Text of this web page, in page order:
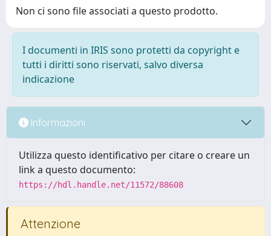
Non ci sono file associati a questo prodotto.
I documenti in IRIS sono protetti da copyright e
tutti i diritti sono riservati, salvo diversa
indicazione
Informazioni
Utilizza questo identificativo per citare o creare un
link a questo documento:
https://hdl.handle.net/11572/88608
Attenzione